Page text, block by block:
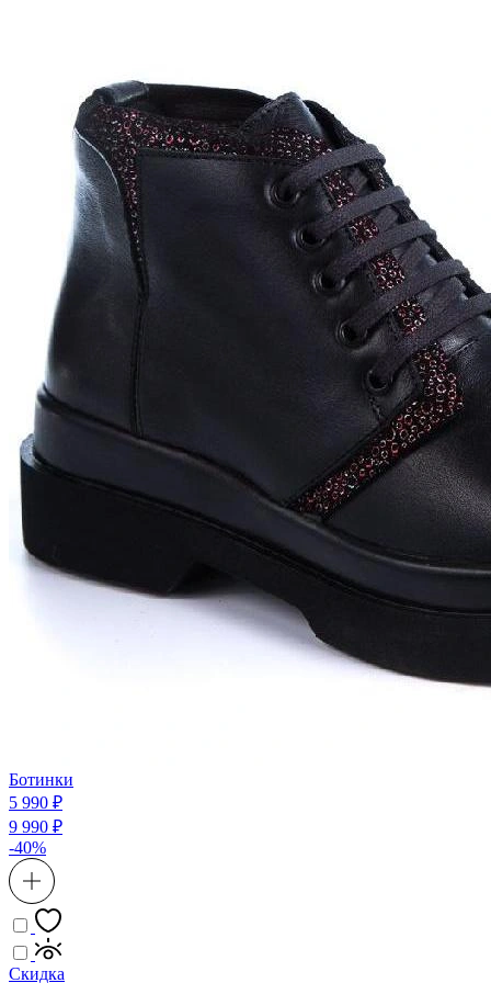
Ботинки
5 990 ₽
9 990 ₽
-40%
Скидка